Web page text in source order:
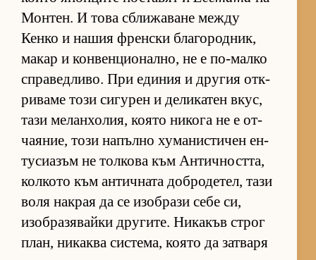
Мон­тен. И това сбли­жа­ване между
Кенко и на­шия френ­ски бла­го­род­ник,
ма­кар и кон­вен­ци­о­нал­но, не е по-малко
спра­вед­ли­во. При еди­ния и дру­гия от­к­
ри­ваме този си­гу­рен и де­ли­ка­тен вкус,
тази ме­лан­хо­лия, ко­ято ни­кога не е от­
ча­я­ние, този на­пълно ху­ма­нис­ти­чен ен­
ту­си­а­зъм не тол­кова към Ан­тич­ност­та,
кол­кото към ан­тич­ната доб­ро­де­тел, тази
воля нак­рая да се изоб­рази себе си,
изоб­ра­зя­вайки дру­ги­те. Ни­ка­къв строг
план, ни­каква сис­те­ма, ко­ято да зат­варя